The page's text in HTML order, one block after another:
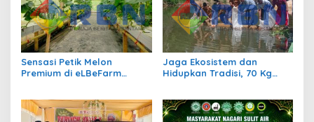
Sensasi Petik Melon
Premium di eLBeFarm
Jaga Ekosistem dan
Hidupkan Tradisi, 70 Kg